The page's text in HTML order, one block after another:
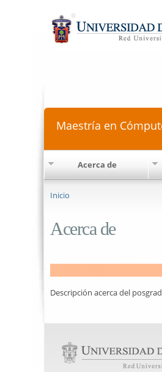
Maestría en
Acerca de
Inicio
Acerca de
Descripción acerca del